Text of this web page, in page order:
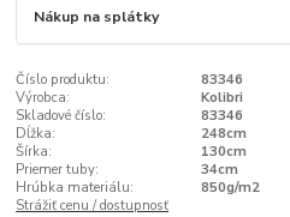
Nákup na splátky
Číslo produktu:
83346
Výrobca:
Kolibri
Skladové číslo:
83346
Dĺžka:
248cm
Šírka:
130cm
Priemer tuby:
34cm
Hrúbka materiálu:
850g/m2
Strážiť cenu / dostupnosť